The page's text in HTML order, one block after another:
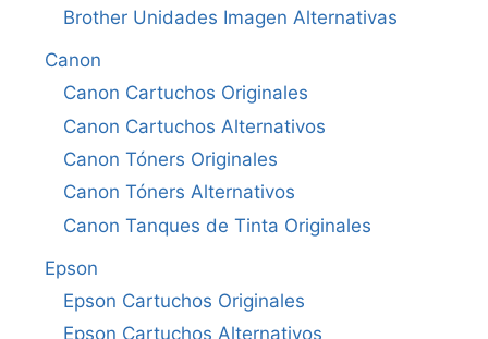
Brother Unidades Imagen Alternativas
Canon
Canon Cartuchos Originales
Canon Cartuchos Alternativos
Canon Tóners Originales
Canon Tóners Alternativos
Canon Tanques de Tinta Originales
Epson
Epson Cartuchos Originales
Epson Cartuchos Alternativos